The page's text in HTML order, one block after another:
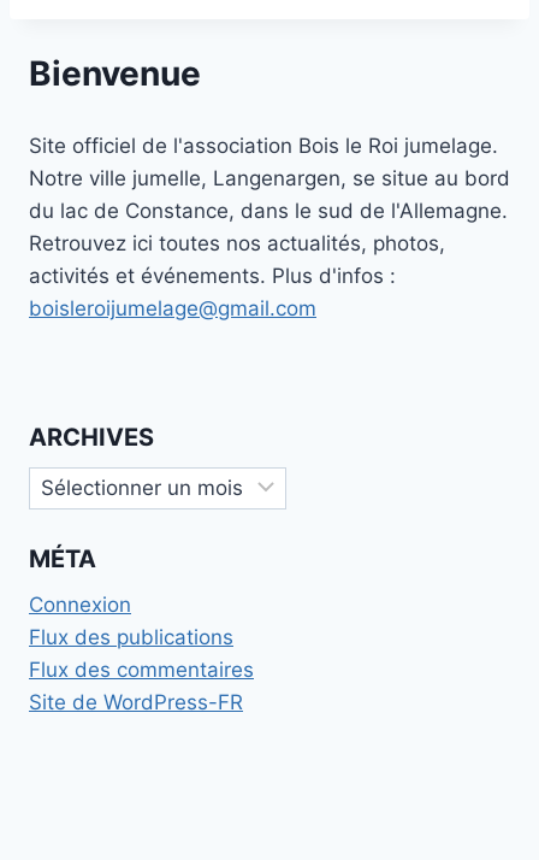
Bienvenue
Site officiel de l'association Bois le Roi jumelage.
Notre ville jumelle, Langenargen, se situe au bord
du lac de Constance, dans le sud de l'Allemagne.
Retrouvez ici toutes nos actualités, photos,
activités et événements. Plus d'infos :
boisleroijumelage@gmail.com
ARCHIVES
Archives
MÉTA
Connexion
Flux des publications
Flux des commentaires
Site de WordPress-FR